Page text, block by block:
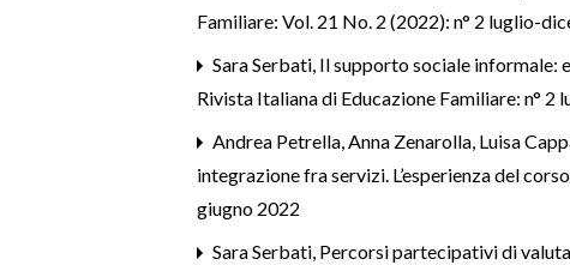
Familiare: Vol. 21 No. 2 (2022): n° 2 luglio-
Sara Serbati, Il supporto sociale informale:
Rivista Italiana di Educazione Familiare: n°
Andrea Petrella, Anna Zenarolla, Luisa
integrazione fra servizi. L’esperienza del
giugno 2022
Sara Serbati, Percorsi partecipativi di